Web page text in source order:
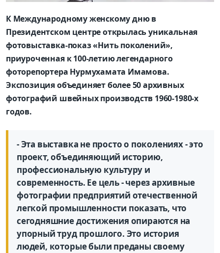
К Международному женскому дню в
Президентском центре открылась уникальная
фотовыставка-показ «Нить поколений»,
приуроченная к 100-летию легендарного
фоторепортера Нурмухамата Имамова.
Экспозиция объединяет более 50 архивных
фотографий швейных производств 1960-1980-х
годов.
- Эта выставка не просто о поколениях - это
проект, объединяющий историю,
профессиональную культуру и
современность. Ее цель - через архивные
фотографии предприятий отечественной
легкой промышленности показать, что
сегодняшние достижения опираются на
упорный труд прошлого. Это история
людей, которые были преданы своему